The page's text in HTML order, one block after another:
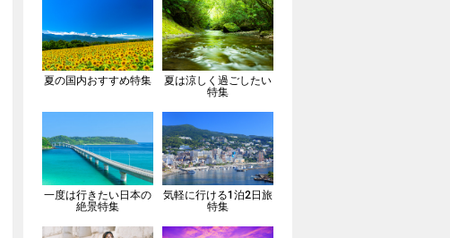
夏の国内おすすめ特集
夏は涼しく過ごしたい
特集
一度は行きたい日本の
絶景特集
気軽に行ける1泊2日旅
特集